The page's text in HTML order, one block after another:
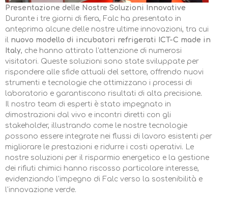
Presentazione delle Nostre Soluzioni Innovative
Durante i tre giorni di fiera, Falc ha presentato in
anteprima alcune delle nostre ultime innovazioni, tra cui
il nuovo modello di incubatori refrigerati ICT-C made in
Italy, che hanno attirato l'attenzione di numerosi
visitatori. Queste soluzioni sono state sviluppate per
rispondere alle sfide attuali del settore, offrendo nuovi
strumenti e tecnologie che ottimizzano i processi di
laboratorio e garantiscono risultati di alta precisione.
Il nostro team di esperti è stato impegnato in
dimostrazioni dal vivo e incontri diretti con gli
stakeholder, illustrando come le nostre tecnologie
possono essere integrate nei flussi di lavoro esistenti per
migliorare le prestazioni e ridurre i costi operativi. Le
nostre soluzioni per il risparmio energetico e la gestione
dei rifiuti chimici hanno riscosso particolare interesse,
evidenziando l'impegno di Falc verso la sostenibilità e
l'innovazione verde.